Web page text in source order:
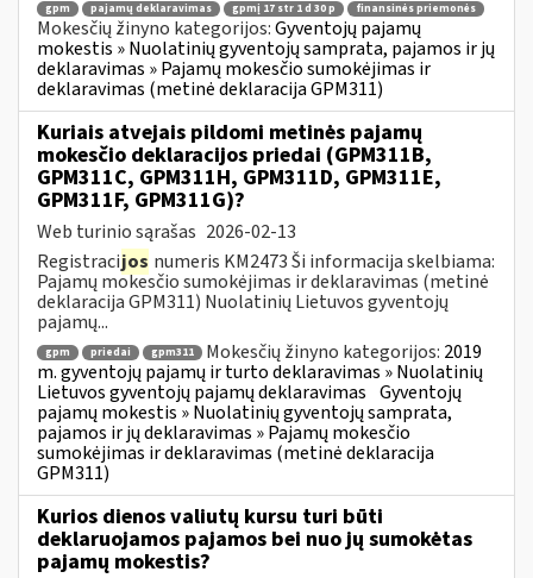
gpm pajamų deklaravimas gpmį 17 str 1 d 30 p finansinės priemonės
Mokesčių žinyno kategorijos:Gyventojų pajamų
mokestis » Nuolatinių gyventojų samprata, pajamos ir jų
deklaravimas » Pajamų mokesčio sumokėjimas ir
deklaravimas (metinė deklaracija GPM311)
Kuriais atvejais pildomi metinės pajamų
mokesčio deklaracijos priedai (GPM311B,
GPM311C, GPM311H, GPM311D, GPM311E,
GPM311F, GPM311G)?
Web turinio sąrašas 2026-02-13
Registracijos numeris KM2473 Ši informacija skelbiama:
Pajamų mokesčio sumokėjimas ir deklaravimas (metinė
deklaracija GPM311) Nuolatinių Lietuvos gyventojų
pajamų...
gpm priedai gpm311 Mokesčių žinyno kategorijos: 2019
m. gyventojų pajamų ir turto deklaravimas » Nuolatinių
Lietuvos gyventojų pajamų deklaravimas Gyventojų
pajamų mokestis » Nuolatinių gyventojų samprata,
pajamos ir jų deklaravimas » Pajamų mokesčio
sumokėjimas ir deklaravimas (metinė deklaracija
GPM311)
Kurios dienos valiutų kursu turi būti
deklaruojamos pajamos bei nuo jų sumokėtas
pajamų mokestis?